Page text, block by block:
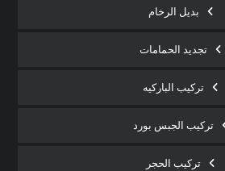
بديل الرخام
تجديد الحمامات
تركيب الباركيه
تركيب الجبس بورد
تركيب الحجر